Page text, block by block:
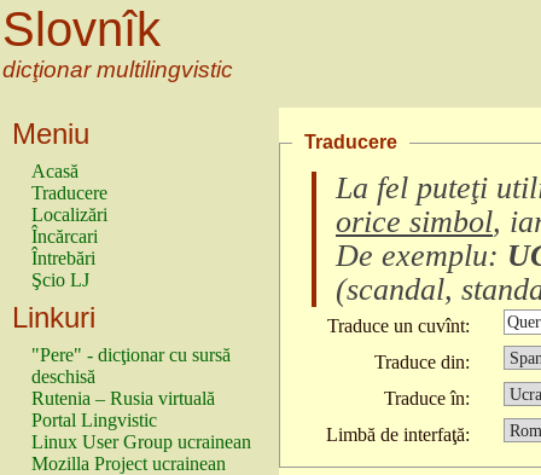
Slovnîk
dicţionar multilingvistic
Meniu
Acasă
Traducere
Localizări
Încărcari
Întrebări
Şcio LJ
Linkuri
"Pere" - dicţionar cu sursă
deschisă
Rutenia – Rusia virtuală
Portal Lingvistic
Linux User Group ucrainean
Mozilla Project ucrainean
Traducere
La fel puteţi
orice simbol,
De exemplu:
(scandal,
Traduce un cuvînt:
Traduce din:
Traduce în:
Limbă de interfaţă: